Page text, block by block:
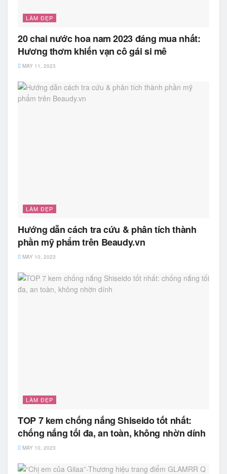
LÀM ĐẸP
20 chai nước hoa nam 2023 đáng mua nhất:
Hương thơm khiến vạn cô gái si mê
MAY 11, 2023
LÀM ĐẸP
Hướng dẫn cách tra cứu & phân tích thành
phần mỹ phẩm trên Beaudy.vn
MAY 10, 2023
LÀM ĐẸP
TOP 7 kem chống nắng Shiseido tốt nhất:
chống nắng tối đa, an toàn, không nhờn dính
MAY 10, 2023